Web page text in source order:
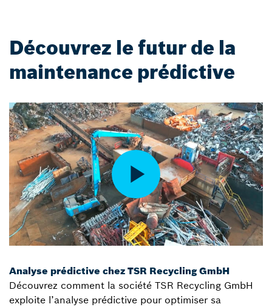
Découvrez le futur de la
maintenance prédictive
Analyse prédictive chez TSR Recycling GmbH
Découvrez comment la société TSR Recycling GmbH
exploite l’analyse prédictive pour optimiser sa